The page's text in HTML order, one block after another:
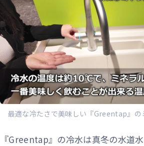
最適な冷たさで美味しい『Greentap』の
『Greentap』の冷水は真冬の水道